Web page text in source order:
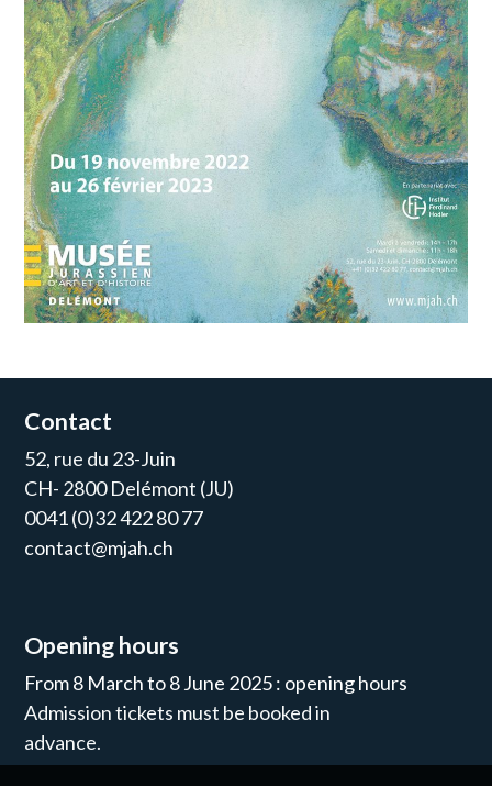
Contact
52, rue du 23-Juin
CH- 2800 Delémont (JU)
0041 (0)32 422 80 77
contact@mjah.ch
Opening hours
From 8 March to 8 June 2025 : opening hours
Admission tickets must be booked in
advance.